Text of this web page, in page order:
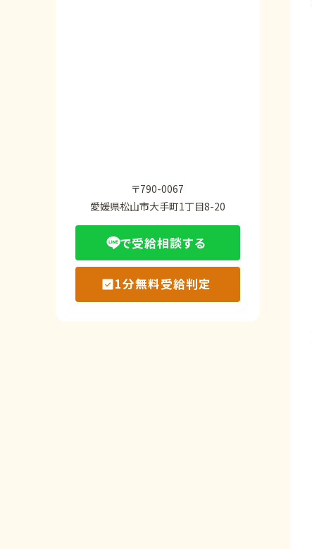
〒790-0067
愛媛県松山市大手町1丁目8-20
で受給相談する
1分無料受給判定